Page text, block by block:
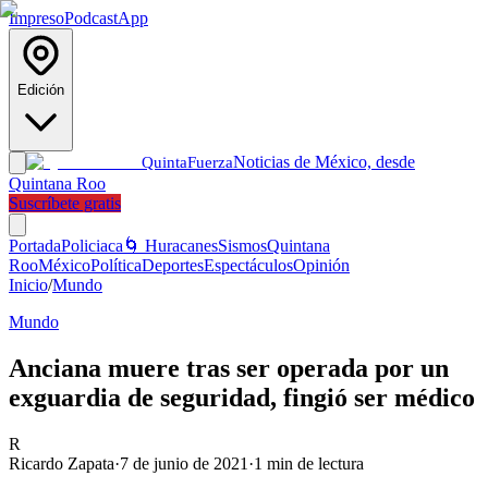
ImpresoPodcastApp
Edición
QuintaFuerzaNoticias de México, desde
Quintana Roo
Suscríbete gratis
PortadaPoliciaca 🌀 HuracanesSismosQuintana
RooMéxicoPolíticaDeportesEspectáculosOpinión
Inicio/Mundo
Mundo
Anciana muere tras ser operada por un
exguardia de seguridad, fingió ser médico
R
Ricardo Zapata·7 de junio de 2021 ·1 min de lectura